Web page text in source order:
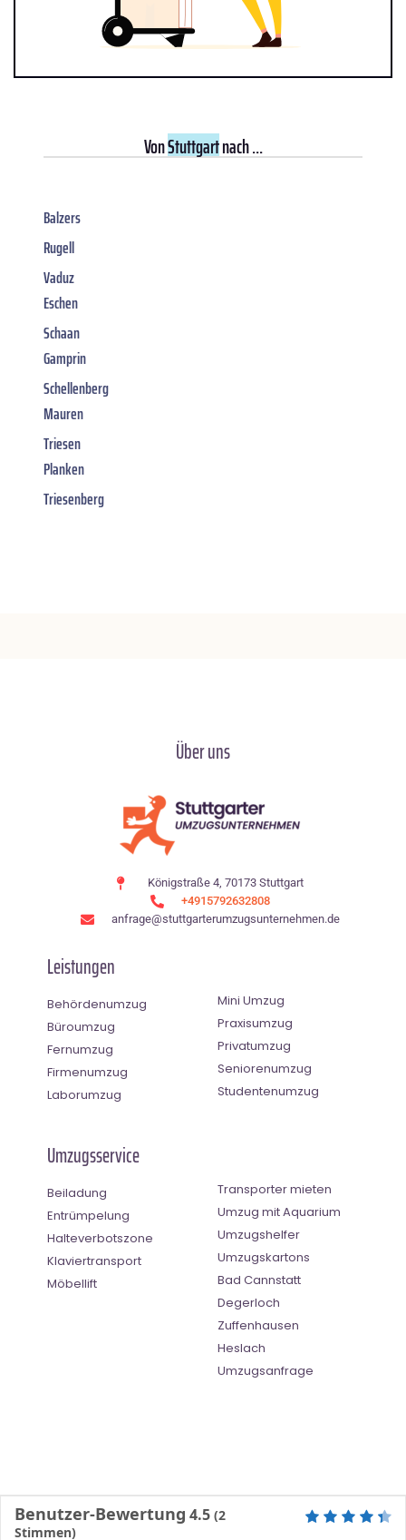
VonStuttgartnach ...
Balzers
Rugell
Vaduz
Eschen
Schaan
Gamprin
Schellenberg
Mauren
Triesen
Planken
Triesenberg
Über uns
Königstraße 4, 70173 Stuttgart
+4915792632808
anfrage@stuttgarterumzugsunternehmen.de
Leistungen
Behördenumzug
Büroumzug
Fernumzug
Firmenumzug
Laborumzug
Mini Umzug
Praxisumzug
Privatumzug
Seniorenumzug
Studentenumzug
Umzugsservice
Beiladung
Entrümpelung
Halteverbotszone
Klaviertransport
Möbellift
Transporter mieten
Umzug mit Aquarium
Umzugshelfer
Umzugskartons
Bad Cannstatt
Degerloch
Zuffenhausen
Heslach
Umzugsanfrage
Benutzer-Bewertung 4.5 (2
Stimmen)